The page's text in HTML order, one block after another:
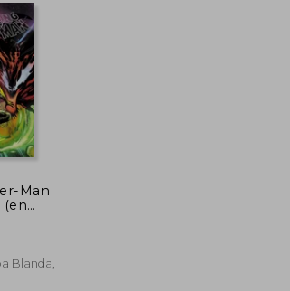
45%
dcto.
Man
(en
Blanda,